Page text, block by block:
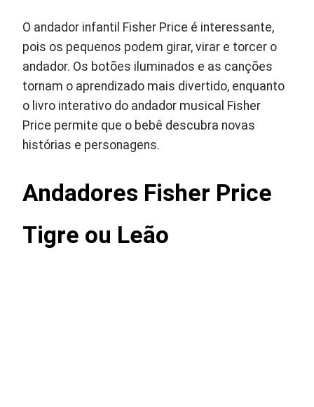
O andador infantil Fisher Price é interessante,
pois os pequenos podem girar, virar e torcer o
andador. Os botões iluminados e as canções
tornam o aprendizado mais divertido, enquanto
o livro interativo do andador musical Fisher
Price permite que o bebê descubra novas
histórias e personagens.
Andadores Fisher Price
Tigre ou Leão